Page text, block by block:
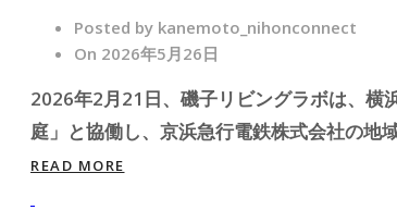
Posted by kanemoto_nihonconnect
On 2026年5月26日
2026年2月21日、磯子リビングラボは、横
庭」と協働し、京浜急行電鉄株式会社の
READ MORE